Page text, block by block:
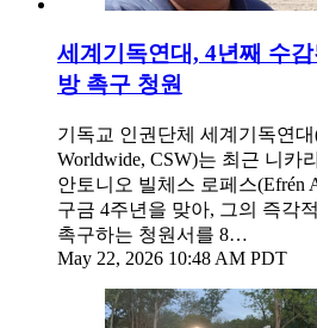
세계기독연대, 4년째 수
방 촉구 청원
기독교 인권단체 세계기독연대
Worldwide, CSW)는 최근 니카
안토니오 빌체스 로페스(Efrén
구금 4주년을 맞아, 그의 즉각
촉구하는 청원서를 8…
May 22, 2026 10:48 AM PDT